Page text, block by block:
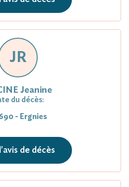
JR
Jeanine
du décès:
- Ergnies
de décès